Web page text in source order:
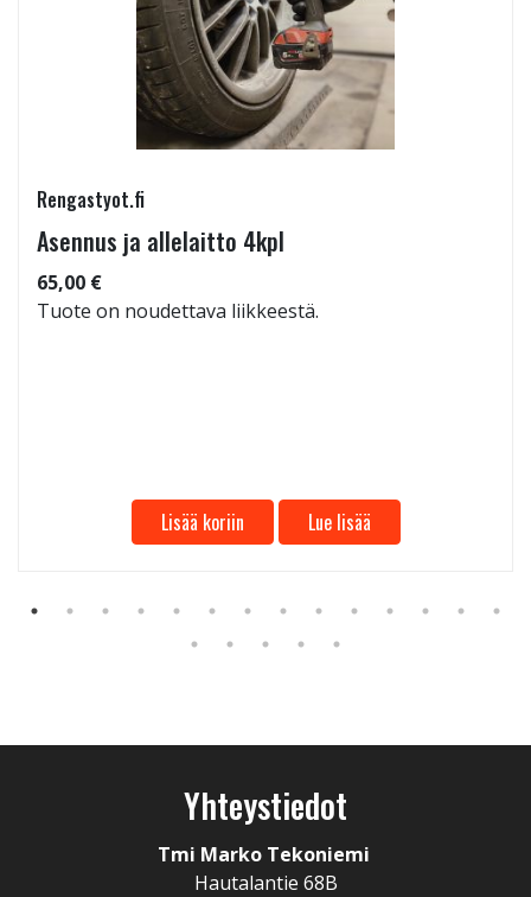
Rengastyot.fi
Asennus ja allelaitto 4kpl
65,00 €
Tuote on noudettava liikkeestä.
Lisää koriin Lue lisää
Yhteystiedot
Tmi Marko Tekoniemi
Hautalantie 68B